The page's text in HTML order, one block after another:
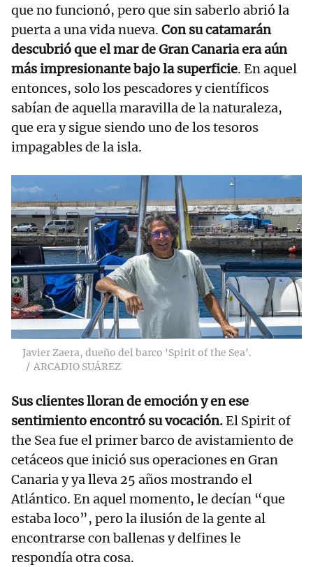
que no funcionó, pero que sin saberlo abrió la
puerta a una vida nueva. Con su catamarán
descubrió que el mar de Gran Canaria era aún
más impresionante bajo la superficie. En aquel
entonces, solo los pescadores y científicos
sabían de aquella maravilla de la naturaleza,
que era y sigue siendo uno de los tesoros
impagables de la isla.
Javier Zaera, dueño del barco 'Spirit of the Sea'.
ARCADIO SUÁREZ
Sus clientes lloran de emoción y en ese
sentimiento encontró su vocación.El Spirit of
the Sea fue el primer barco de avistamiento de
cetáceos que inició sus operaciones en Gran
Canaria y ya lleva 25 años mostrando el
Atlántico. En aquel momento, le decían “que
estaba loco”, pero la ilusión de la gente al
encontrarse con ballenas y delfines le
respondía otra cosa.